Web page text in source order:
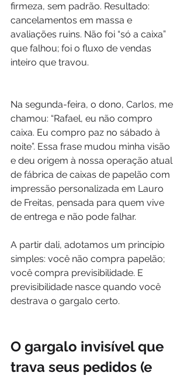
firmeza, sem padrão. Resultado:
cancelamentos em massa e
avaliações ruins. Não foi “só a caixa”
que falhou; foi o fluxo de vendas
inteiro que travou.
Na segunda-feira, o dono, Carlos, me
chamou: “Rafael, eu não compro
caixa. Eu compro paz no sábado à
noite”. Essa frase mudou minha visão
e deu origem à nossa operação atual
de fábrica de caixas de papelão com
impressão personalizada em Lauro
de Freitas, pensada para quem vive
de entrega e não pode falhar.
A partir dali, adotamos um princípio
simples: você não compra papelão;
você compra previsibilidade. E
previsibilidade nasce quando você
destrava o gargalo certo.
O gargalo invisível que
trava seus pedidos (e